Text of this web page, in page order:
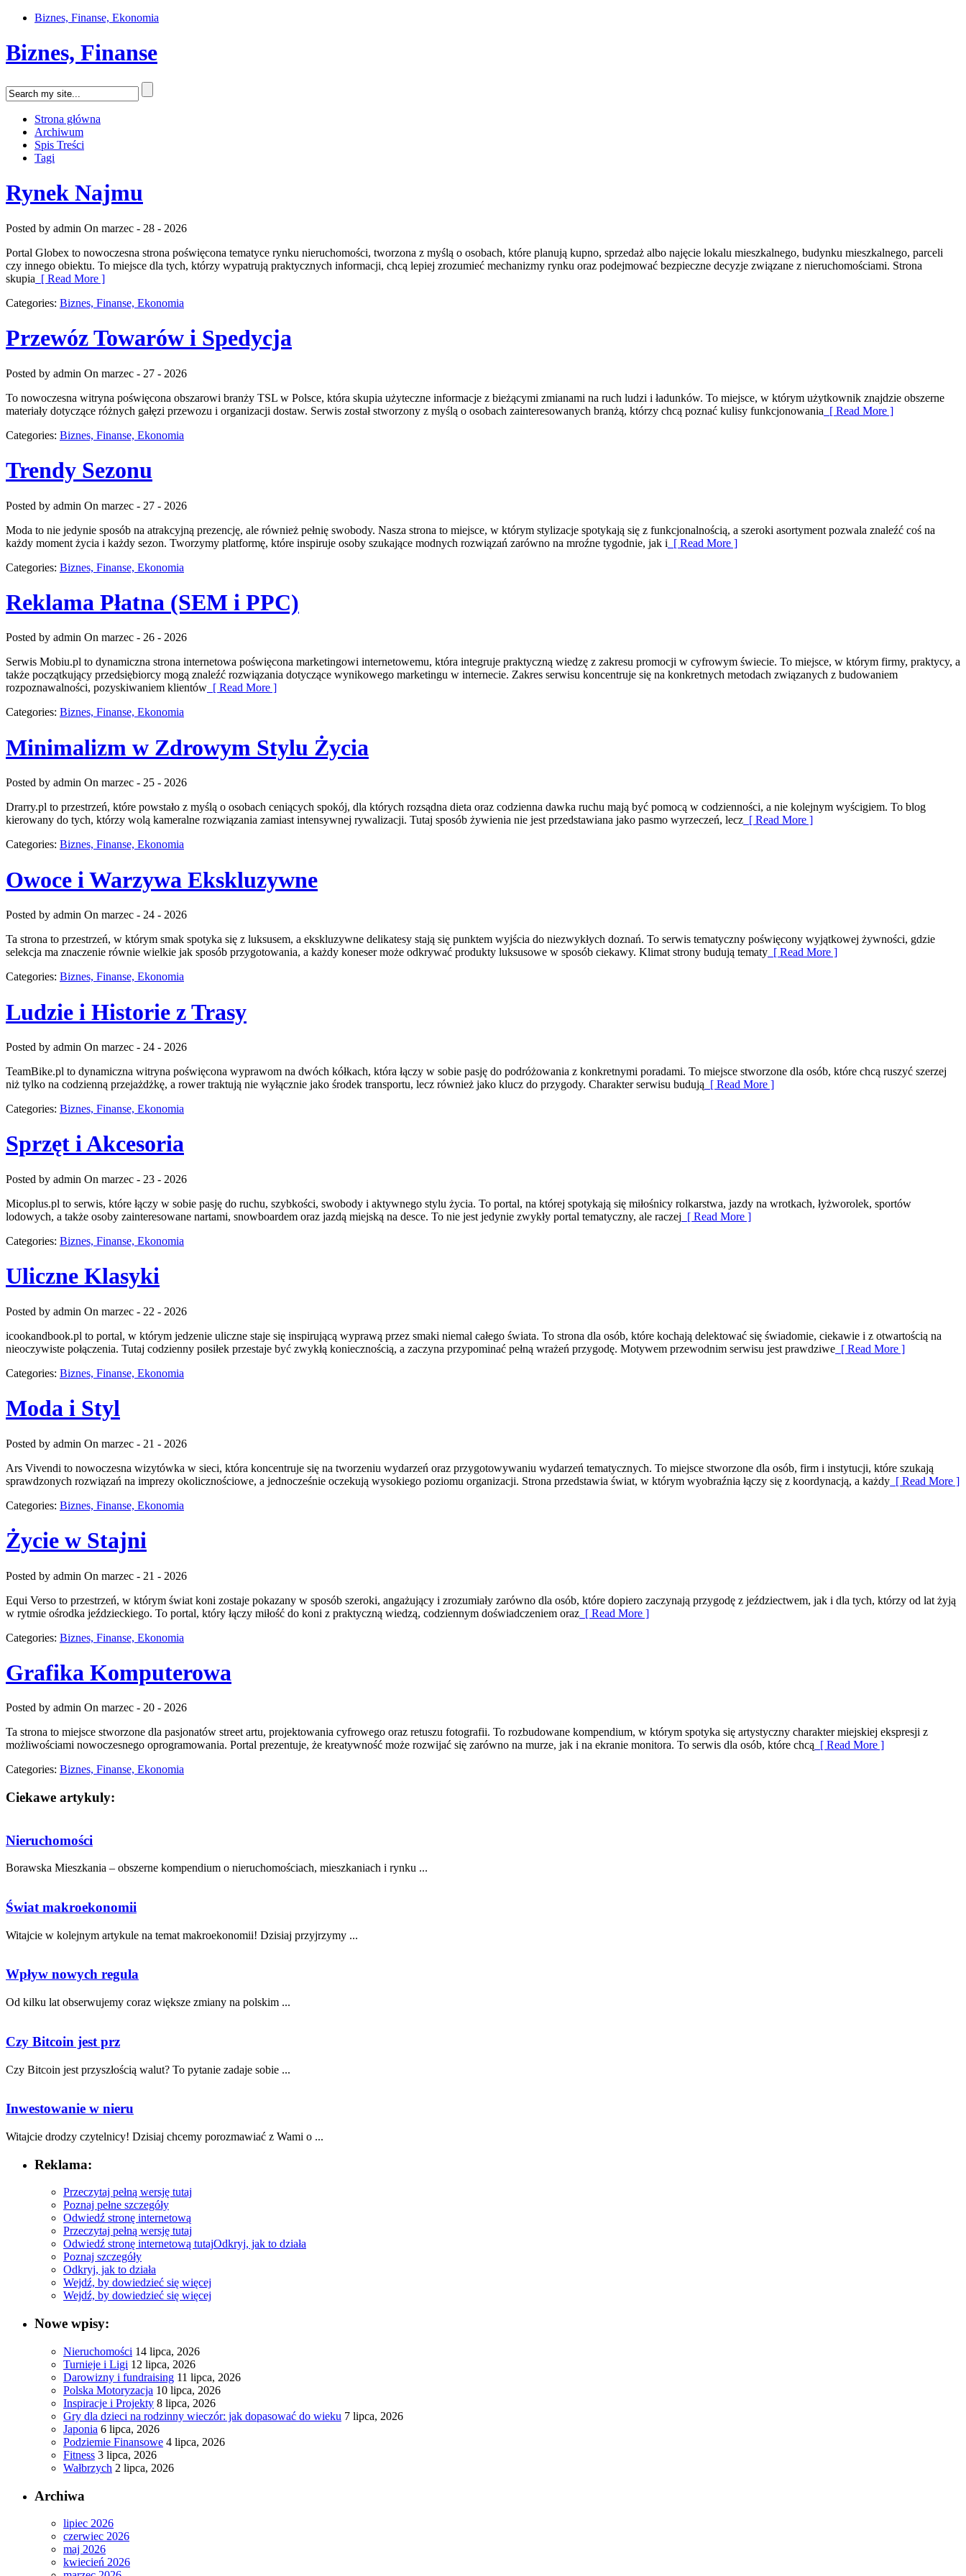
Biznes, Finanse, Ekonomia
Biznes, Finanse
Strona główna
Archiwum
Spis Treści
Tagi
Rynek Najmu
Posted by admin On marzec - 28 - 2026
Portal Globex to nowoczesna strona poświęcona tematyce rynku nieruchomości, tworzona z myślą o osobach, które planują kupno, sprzedaż albo najęcie lokalu mieszkalnego, budynku mieszkalnego, parceli
czy innego obiektu. To miejsce dla tych, którzy wypatrują praktycznych informacji, chcą lepiej zrozumieć mechanizmy rynku oraz podejmować bezpieczne decyzje związane z nieruchomościami. Strona
skupia [ Read More ]
Categories: Biznes, Finanse, Ekonomia
Przewóz Towarów i Spedycja
Posted by admin On marzec - 27 - 2026
To nowoczesna witryna poświęcona obszarowi branży TSL w Polsce, która skupia użyteczne informacje z bieżącymi zmianami na ruch ludzi i ładunków. To miejsce, w którym użytkownik znajdzie obszerne
materiały dotyczące różnych gałęzi przewozu i organizacji dostaw. Serwis został stworzony z myślą o osobach zainteresowanych branżą, którzy chcą poznać kulisy funkcjonowania [ Read More ]
Categories: Biznes, Finanse, Ekonomia
Trendy Sezonu
Posted by admin On marzec - 27 - 2026
Moda to nie jedynie sposób na atrakcyjną prezencję, ale również pełnię swobody. Nasza strona to miejsce, w którym stylizacje spotykają się z funkcjonalnością, a szeroki asortyment pozwala znaleźć coś na
każdy moment życia i każdy sezon. Tworzymy platformę, które inspiruje osoby szukające modnych rozwiązań zarówno na mroźne tygodnie, jak i [ Read More ]
Categories: Biznes, Finanse, Ekonomia
Reklama Płatna (SEM i PPC)
Posted by admin On marzec - 26 - 2026
Serwis Mobiu.pl to dynamiczna strona internetowa poświęcona marketingowi internetowemu, która integruje praktyczną wiedzę z zakresu promocji w cyfrowym świecie. To miejsce, w którym firmy, praktycy, a
także początkujący przedsiębiorcy mogą znaleźć rozwiązania dotyczące wynikowego marketingu w internecie. Zakres serwisu koncentruje się na konkretnych metodach związanych z budowaniem
rozpoznawalności, pozyskiwaniem klientów [ Read More ]
Categories: Biznes, Finanse, Ekonomia
Minimalizm w Zdrowym Stylu Życia
Posted by admin On marzec - 25 - 2026
Drarry.pl to przestrzeń, które powstało z myślą o osobach ceniących spokój, dla których rozsądna dieta oraz codzienna dawka ruchu mają być pomocą w codzienności, a nie kolejnym wyścigiem. To blog
kierowany do tych, którzy wolą kameralne rozwiązania zamiast intensywnej rywalizacji. Tutaj sposób żywienia nie jest przedstawiana jako pasmo wyrzeczeń, lecz [ Read More ]
Categories: Biznes, Finanse, Ekonomia
Owoce i Warzywa Ekskluzywne
Posted by admin On marzec - 24 - 2026
Ta strona to przestrzeń, w którym smak spotyka się z luksusem, a ekskluzywne delikatesy stają się punktem wyjścia do niezwykłych doznań. To serwis tematyczny poświęcony wyjątkowej żywności, gdzie
selekcja ma znaczenie równie wielkie jak sposób przygotowania, a każdy koneser może odkrywać produkty luksusowe w sposób ciekawy. Klimat strony budują tematy [ Read More ]
Categories: Biznes, Finanse, Ekonomia
Ludzie i Historie z Trasy
Posted by admin On marzec - 24 - 2026
TeamBike.pl to dynamiczna witryna poświęcona wyprawom na dwóch kółkach, która łączy w sobie pasję do podróżowania z konkretnymi poradami. To miejsce stworzone dla osób, które chcą ruszyć szerzej
niż tylko na codzienną przejażdżkę, a rower traktują nie wyłącznie jako środek transportu, lecz również jako klucz do przygody. Charakter serwisu budują [ Read More ]
Categories: Biznes, Finanse, Ekonomia
Sprzęt i Akcesoria
Posted by admin On marzec - 23 - 2026
Micoplus.pl to serwis, które łączy w sobie pasję do ruchu, szybkości, swobody i aktywnego stylu życia. To portal, na której spotykają się miłośnicy rolkarstwa, jazdy na wrotkach, łyżworolek, sportów
lodowych, a także osoby zainteresowane nartami, snowboardem oraz jazdą miejską na desce. To nie jest jedynie zwykły portal tematyczny, ale raczej [ Read More ]
Categories: Biznes, Finanse, Ekonomia
Uliczne Klasyki
Posted by admin On marzec - 22 - 2026
icookandbook.pl to portal, w którym jedzenie uliczne staje się inspirującą wyprawą przez smaki niemal całego świata. To strona dla osób, które kochają delektować się świadomie, ciekawie i z otwartością na
nieoczywiste połączenia. Tutaj codzienny posiłek przestaje być zwykłą koniecznością, a zaczyna przypominać pełną wrażeń przygodę. Motywem przewodnim serwisu jest prawdziwe [ Read More ]
Categories: Biznes, Finanse, Ekonomia
Moda i Styl
Posted by admin On marzec - 21 - 2026
Ars Vivendi to nowoczesna wizytówka w sieci, która koncentruje się na tworzeniu wydarzeń oraz przygotowywaniu wydarzeń tematycznych. To miejsce stworzone dla osób, firm i instytucji, które szukają
sprawdzonych rozwiązań na imprezy okolicznościowe, a jednocześnie oczekują wysokiego poziomu organizacji. Strona przedstawia świat, w którym wyobraźnia łączy się z koordynacją, a każdy [ Read More ]
Categories: Biznes, Finanse, Ekonomia
Życie w Stajni
Posted by admin On marzec - 21 - 2026
Equi Verso to przestrzeń, w którym świat koni zostaje pokazany w sposób szeroki, angażujący i zrozumiały zarówno dla osób, które dopiero zaczynają przygodę z jeździectwem, jak i dla tych, którzy od lat żyją
w rytmie ośrodka jeździeckiego. To portal, który łączy miłość do koni z praktyczną wiedzą, codziennym doświadczeniem oraz [ Read More ]
Categories: Biznes, Finanse, Ekonomia
Grafika Komputerowa
Posted by admin On marzec - 20 - 2026
Ta strona to miejsce stworzone dla pasjonatów street artu, projektowania cyfrowego oraz retuszu fotografii. To rozbudowane kompendium, w którym spotyka się artystyczny charakter miejskiej ekspresji z
możliwościami nowoczesnego oprogramowania. Portal prezentuje, że kreatywność może rozwijać się zarówno na murze, jak i na ekranie monitora. To serwis dla osób, które chcą [ Read More ]
Categories: Biznes, Finanse, Ekonomia
Ciekawe artykuly:
Nieruchomości
Borawska Mieszkania – obszerne kompendium o nieruchomościach, mieszkaniach i rynku ...
Świat makroekonomii
Witajcie w kolejnym artykule na temat makroekonomii! Dzisiaj przyjrzymy ...
Wpływ nowych regula
Od ⁣kilku lat obserwujemy coraz większe⁤ zmiany​ na ‍polskim ...
Czy Bitcoin jest prz
Czy Bitcoin jest przyszłością ⁣walut? To pytanie zadaje sobie ...
Inwestowanie w nieru
Witajcie drodzy czytelnicy! Dzisiaj chcemy porozmawiać z Wami o ...
Reklama:
Przeczytaj pełną wersję tutaj
Poznaj pełne szczegóły
Odwiedź stronę internetową
Przeczytaj pełną wersję tutaj
Odwiedź stronę internetową tutajOdkryj, jak to działa
Poznaj szczegóły
Odkryj, jak to działa
Wejdź, by dowiedzieć się więcej
Wejdź, by dowiedzieć się więcej
Nowe wpisy:
Nieruchomości 14 lipca, 2026
Turnieje i Ligi 12 lipca, 2026
Darowizny i fundraising 11 lipca, 2026
Polska Motoryzacja 10 lipca, 2026
Inspiracje i Projekty 8 lipca, 2026
Gry dla dzieci na rodzinny wieczór: jak dopasować do wieku 7 lipca, 2026
Japonia 6 lipca, 2026
Podziemie Finansowe 4 lipca, 2026
Fitness 3 lipca, 2026
Wałbrzych 2 lipca, 2026
Archiwa
lipiec 2026
czerwiec 2026
maj 2026
kwiecień 2026